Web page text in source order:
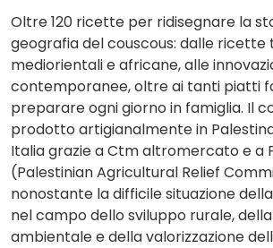
Oltre 120 ricette per ridisegnare la
geografia del couscous: dalle ricette
mediorientali e africane, alle
contemporanee, oltre ai tanti piatti
preparare ogni giorno in famiglia. Il
prodotto artigianalmente in
Italia grazie a Ctm altromercato e a
(Palestinian Agricultural Relief
nonostante la difficile situazione
nel campo dello sviluppo rurale,
ambientale e della valorizzazione